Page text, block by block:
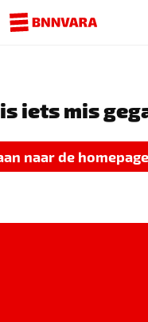
iets mis
naar de homepage